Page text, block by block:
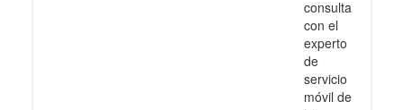
consulta
con el
experto
de
servicio
móvil de